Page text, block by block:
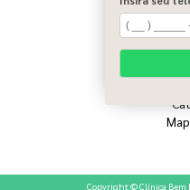
Copyright © Clínica Bem